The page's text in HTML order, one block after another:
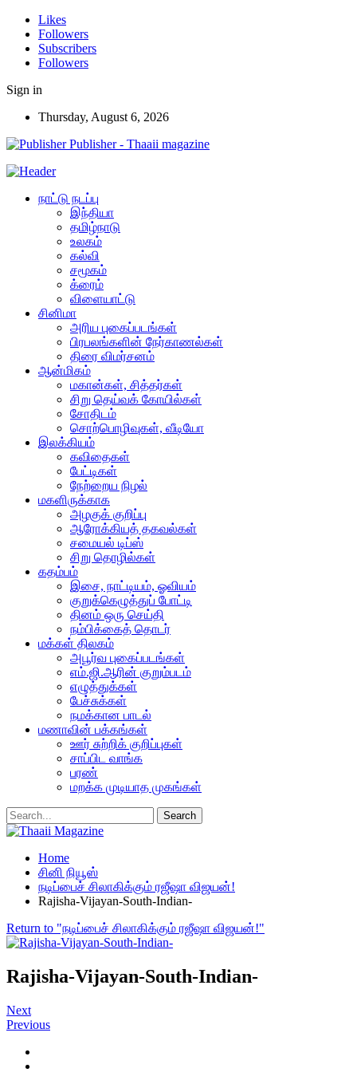
Likes
Followers
Subscribers
Followers
Sign in
Thursday, August 6, 2026
Publisher - Thaaii magazine
நாட்டு நடப்பு
இந்தியா
தமிழ்நாடு
உலகம்
கல்வி
சமூகம்
க்ரைம்
விளையாட்டு
சினிமா
அரிய புகைப்படங்கள்
பிரபலங்களின் நேர்காணல்கள்
திரை விமர்சனம்
ஆன்மிகம்
மகான்கள், சித்தர்கள்
சிறு தெய்வக் கோயில்கள்
சோதிடம்
சொற்பொழிவுகள், வீடியோ
இலக்கியம்
கவிதைகள்
பேட்டிகள்
நேற்றைய நிழல்
மகளிருக்காக
அழகுக் குறிப்பு
ஆரோக்கியத் தகவல்கள்
சமையல் டிப்ஸ்
சிறு தொழில்கள்
கதம்பம்
இசை, நாட்டியம், ஓவியம்
குறுக்கெழுத்துப் போட்டி
தினம் ஒரு செய்தி
நம்பிக்கைத் தொடர்
மக்கள் திலகம்
அபூர்வ புகைப்படங்கள்
எம்.ஜி.ஆரின் குறும்படம்
எழுத்துக்கள்
பேச்சுக்கள்
நமக்கான பாடல்
மணாவின் பக்கங்கள்
ஊர் சுற்றிக் குறிப்புகள்
சாப்பிட வாங்க
பரண்
மறக்க முடியாத முகங்கள்
Home
சினி நியூஸ்
நடிப்பைச் சிலாகிக்கும் ரஜீஷா விஜயன்!
Rajisha-Vijayan-South-Indian-
Return to "நடிப்பைச் சிலாகிக்கும் ரஜீஷா விஜயன்!"
Rajisha-Vijayan-South-Indian-
Next
Previous